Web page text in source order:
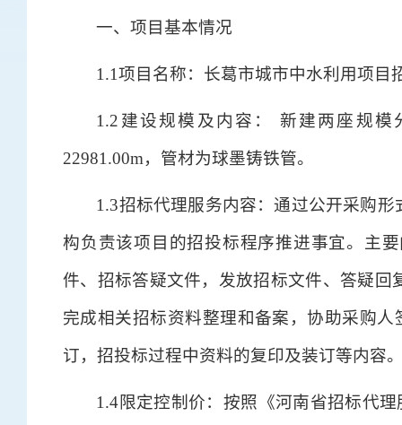
一、项目基本情况
1.1项目名称：长葛市城市中水利用项目
1.2建设规模及内容： 新建两座规模
22981.00m，管材为球墨铸铁管。
1.3招标代理服务内容：通过公开采购
构负责该项目的招投标程序推进事宜。主
件、招标答疑文件，发放招标文件、答疑
完成相关招标资料整理和备案，协助采购
订，招投标过程中资料的复印及装订等内容
1.4限定控制价：按照《河南省招标代